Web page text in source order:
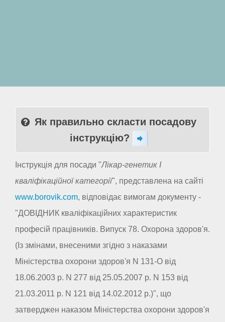
Як правильно скласти посадову
інструкцію?
Інструкція для посади "Лікар-генетик I
кваліфікаційної категорії", представлена на сайті
www.borovik.com, відповідає вимогам документу -
"ДОВІДНИК кваліфікаційних характеристик
професій працівників. Випуск 78. Охорона здоров'я.
(Із змінами, внесеними згідно з наказами
Міністерства охорони здоров'я N 131-О від
18.06.2003 р. N 277 від 25.05.2007 р. N 153 від
21.03.2011 р. N 121 від 14.02.2012 р.)", що
затверджен наказом Міністерства охорони здоров'я